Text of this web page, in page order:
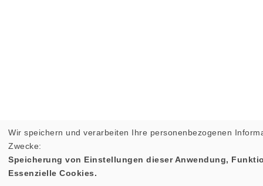
Wir speichern und verarbeiten Ihre personenbezogenen
Zwecke:
Speicherung von Einstellungen dieser Anwendung,
Essenzielle Cookies.